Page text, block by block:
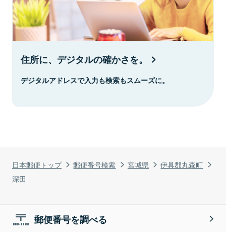
日本郵便トップ 郵便番号検索 宮城県
伊具郡丸森町
深田
住所に、デジタルの確かさを。
デジタルアドレスで入力も検索もスムーズに。
郵便番号を調べる